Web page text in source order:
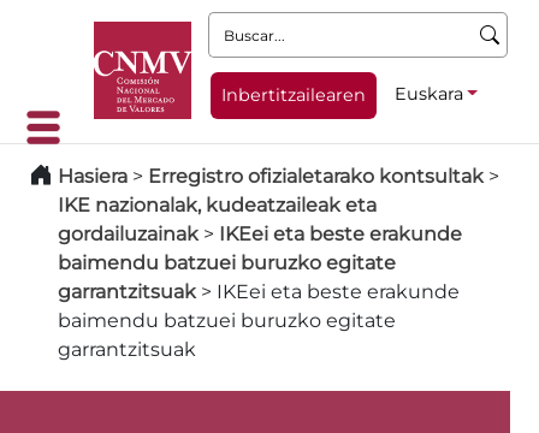
Buscar:
Inbertitzailearen Euskara
Hasiera > Erregistro ofizialetarako kontsultak>
IKE nazionalak, kudeatzaileak eta
gordailuzainak> IKEei eta beste erakunde
baimendu batzuei buruzko egitate
garrantzitsuak> IKEei eta beste erakunde
baimendu batzuei buruzko egitate
garrantzitsuak